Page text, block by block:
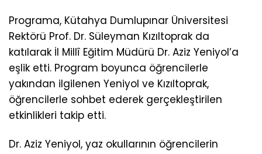
Programa, Kütahya Dumlupınar Üniversitesi
Rektörü Prof. Dr. Süleyman Kızıltoprak da
katılarak İl Millî Eğitim Müdürü Dr. Aziz Yeniyol’a
eşlik etti. Program boyunca öğrencilerle
yakından ilgilenen Yeniyol ve Kızıltoprak,
öğrencilerle sohbet ederek gerçekleştirilen
etkinlikleri takip etti.
Dr. Aziz Yeniyol, yaz okullarının öğrencilerin